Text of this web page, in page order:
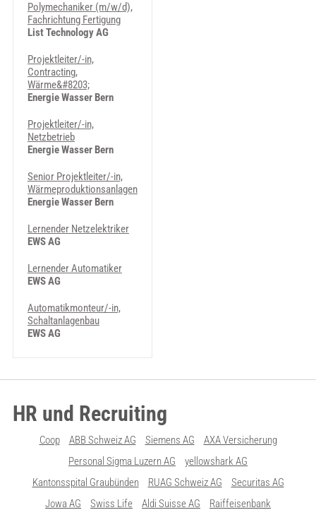
Polymechaniker (m/w/d),
Fachrichtung Fertigung
List Technology AG
Projektleiter/-in,
Contracting,
Wärme&#8203;
Energie Wasser Bern
Projektleiter/-in,
Netzbetrieb
Energie Wasser Bern
Senior Projektleiter/-in,
Wärmeproduktionsanlagen
Energie Wasser Bern
Lernender Netzelektriker
EWS AG
Lernender Automatiker
EWS AG
Automatikmonteur/-in,
Schaltanlagenbau
EWS AG
HR und Recruiting
Coop ABB Schweiz AG Siemens AG
AXA Versicherung
Personal Sigma Luzern AG
yellowshark AG
Kantonsspital Graubünden
RUAG Schweiz AG
Securitas AG
Jowa AG
Swiss Life Aldi Suisse AG Raiffeisenbank